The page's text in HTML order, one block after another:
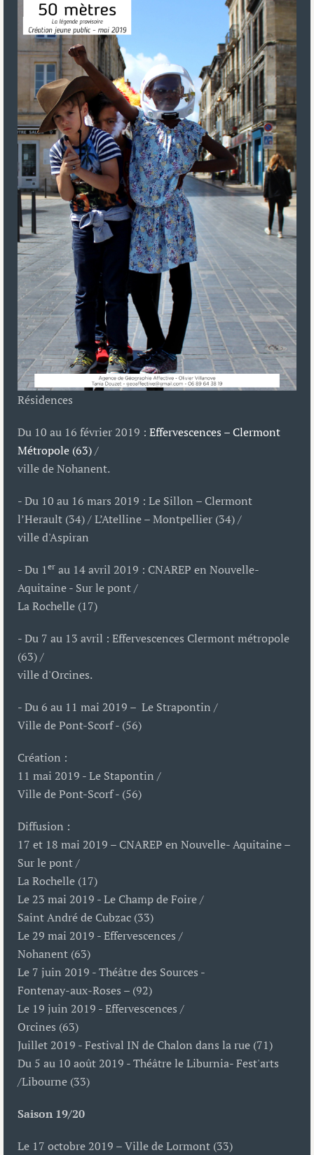
Résidences
Du 10 au 16 février 2019 : Effervescences – Clermont
Métropole (63)/
ville de Nohanent.
- Du 10 au 16 mars 2019 : Le Sillon – Clermont
l’Herault (34) / L’Atelline – Montpellier (34) /
ville d'Aspiran
- Du 1er au 14 avril 2019 : CNAREP en Nouvelle-
Aquitaine - Sur le pont /
La Rochelle (17)
- Du 7 au 13 avril : Effervescences Clermont métropole
(63) /
ville d'Orcines.
- Du 6 au 11 mai 2019 – Le Strapontin /
Ville de Pont-Scorf - (56)
Création :
11 mai 2019 - Le Stapontin /
Ville de Pont-Scorf - (56)
Diffusion :
17 et 18 mai 2019 – CNAREP en Nouvelle- Aquitaine –
Sur le pont /
La Rochelle (17)
Le 23 mai 2019 - Le Champ de Foire /
Saint André de Cubzac (33)
Le 29 mai 2019 - Effervescences /
Nohanent (63)
Le 7 juin 2019 - Théâtre des Sources -
Fontenay-aux-Roses – (92)
Le 19 juin 2019 - Effervescences /
Orcines (63)
Juillet 2019 - Festival IN de Chalon dans la rue (71)
Du 5 au 10 août 2019 - Théâtre le Liburnia- Fest'arts
/Libourne (33)
Saison 19/20
Le 17 octobre 2019 – Ville de Lormont (33)